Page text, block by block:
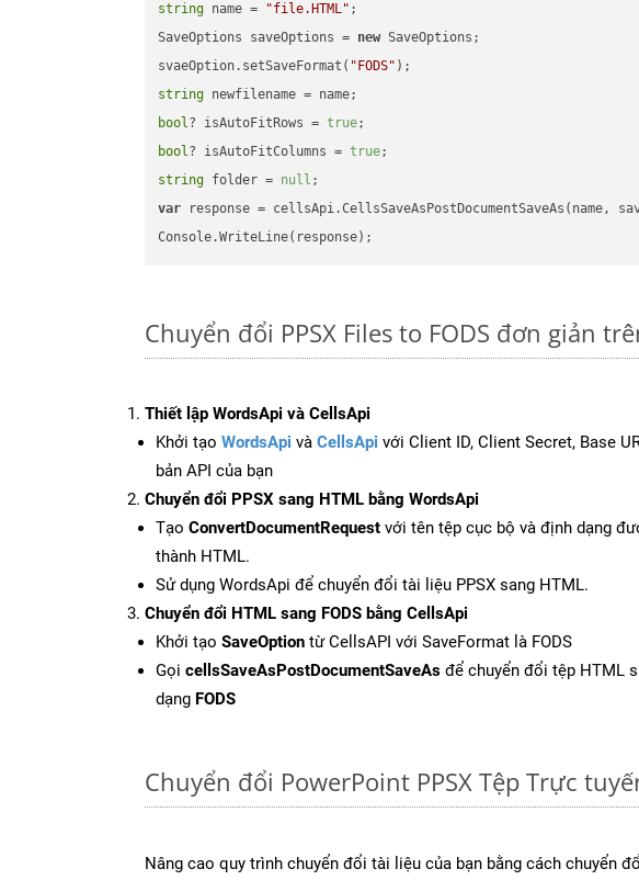
string name = "file.HTML" ;
SaveOptions saveOptions = new SaveOptions;
svaeOption.setSaveFormat( "FODS"
string
bool? isAutoFitRows = true
bool? isAutoFitColumns = true
string folder = null
var response =
Chuyển đổi PPSX Files to FODS đơn giản
Thiết lập WordsApi và CellsApi
Khởi tạo WordsApi và CellsApi với Client ID, Client Secret, Base
bản API của bạn
Chuyển đổi PPSX sang HTML bằng WordsApi
Tạo ConvertDocumentRequest với tên tệp cục bộ và định dạng
thành HTML.
Sử dụng WordsApi để chuyển đổi tài liệu PPSX sang HTML.
Chuyển đổi HTML sang FODS bằng CellsApi
Khởi tạo SaveOption từ CellsAPI với SaveFormat là FODS
Gọi cellsSaveAsPostDocumentSaveAs để chuyển đổi tệp HTML
dạng FODS
Chuyển đổi PowerPoint PPSX Tệp Trực
Nâng cao quy trình chuyển đổi tài liệu của bạn bằng cách chuyển